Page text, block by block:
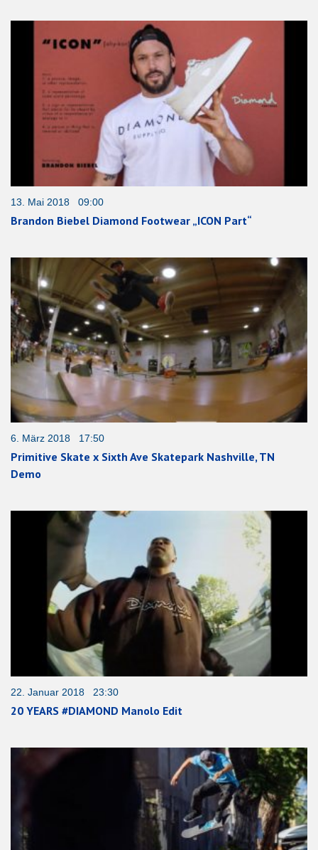
13. Mai 2018 09:00
Brandon Biebel Diamond Footwear „ICON Part“
6. März 2018 17:50
Primitive Skate x Sixth Ave Skatepark Nashville, TN
Demo
22. Januar 2018 23:30
20 YEARS #DIAMOND Manolo Edit